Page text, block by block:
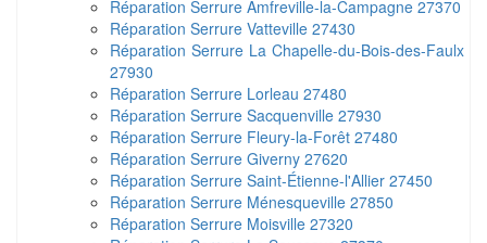
Réparation Serrure Amfreville-la-Campagne 27370
Réparation Serrure Vatteville 27430
Réparation Serrure La Chapelle-du-Bois-des-Faulx
27930
Réparation Serrure Lorleau 27480
Réparation Serrure Sacquenville 27930
Réparation Serrure Fleury-la-Forêt 27480
Réparation Serrure Giverny 27620
Réparation Serrure Saint-Étienne-l'Allier 27450
Réparation Serrure Ménesqueville 27850
Réparation Serrure Moisville 27320